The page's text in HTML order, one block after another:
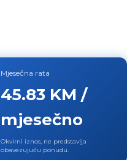
Mjesečna rata
45.83 KM /
mjesečno
Okvirni iznos, ne predstavlja
obavezujuću ponudu.